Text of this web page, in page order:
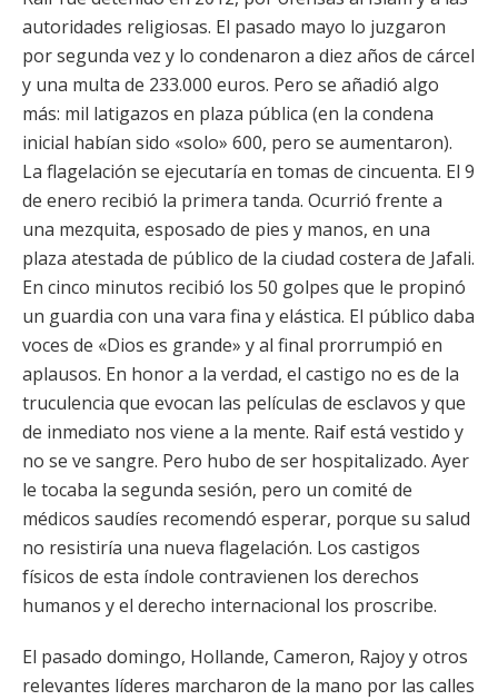
autoridades religiosas. El pasado mayo lo juzgaron
por segunda vez y lo condenaron a diez años de cárcel
y una multa de 233.000 euros. Pero se añadió algo
más: mil latigazos en plaza pública (en la condena
inicial habían sido «solo» 600, pero se aumentaron).
La flagelación se ejecutaría en tomas de cincuenta. El 9
de enero recibió la primera tanda. Ocurrió frente a
una mezquita, esposado de pies y manos, en una
plaza atestada de público de la ciudad costera de Jafali.
En cinco minutos recibió los 50 golpes que le propinó
un guardia con una vara fina y elástica. El público daba
voces de «Dios es grande» y al final prorrumpió en
aplausos. En honor a la verdad, el castigo no es de la
truculencia que evocan las películas de esclavos y que
de inmediato nos viene a la mente. Raif está vestido y
no se ve sangre. Pero hubo de ser hospitalizado. Ayer
le tocaba la segunda sesión, pero un comité de
médicos saudíes recomendó esperar, porque su salud
no resistiría una nueva flagelación. Los castigos
físicos de esta índole contravienen los derechos
humanos y el derecho internacional los proscribe.
El pasado domingo, Hollande, Cameron, Rajoy y otros
relevantes líderes marcharon de la mano por las calles